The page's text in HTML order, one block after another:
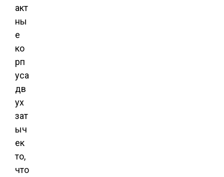
акт
ны
е
ко
рп
уса
дв
ух
зат
ыч
ек
то,
что